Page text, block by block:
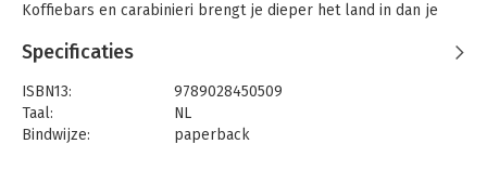
Koffiebars en carabinieri brengt je dieper het land in dan je
reizen en echte mensen zo mooi bij elkaar in één boek over
Italië-expert Miriam Bunnik reist door de laars, op zoek naar
de verhalen achter typisch Italiaanse verschijnselen. Van
Specificaties
ISBN13:
9789028450509
Taal:
NL
Bindwijze:
paperback